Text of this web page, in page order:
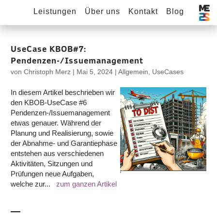
Leistungen Über uns Kontakt Blog
UseCase KBOB#7:
Pendenzen-/Issuemanagement
vonChristoph Merz | Mai 5, 2024 |Allgemein UseCases
In diesem Artikel beschrieben wir
den KBOB-UseCase #6
Pendenzen-/Issuemanagement
etwas genauer. Während der
Planung und Realisierung, sowie
der Abnahme- und Garantiephase
entstehen aus verschiedenen
Aktivitäten, Sitzungen und
Prüfungen neue Aufgaben,
welche zur...
zum ganzen Artikel